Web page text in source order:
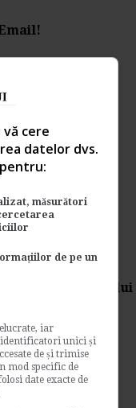
salariatului
amintesc in
sunt cele 6
individual de
cere
datelor dvs.
măsurători
de pe un
iar
unici și
de și trimise
mod specific de
date exacte de